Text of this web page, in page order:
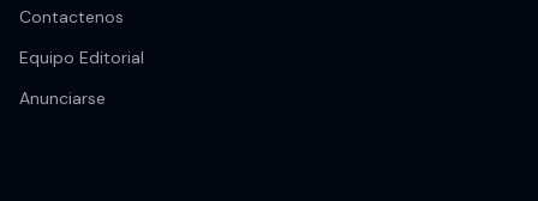
Contactenos
Equipo Editorial
Anunciarse